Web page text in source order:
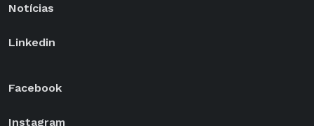
Notícias
Linkedin
Facebook
Instagram